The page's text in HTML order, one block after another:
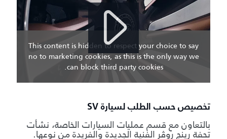
تخصيص حسب الطلب لسيارة SV
بالتعاون مع قسم عمليات السيارات الخاصة، نشأت
تحفة رينج روڤر الفنية الجديدة والفريدة من نوعها.
This content is hidden to respect your choice to say
no to marketing cookies, as this is the only way we
can block third party cookies.